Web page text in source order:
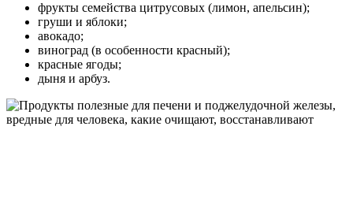
фрукты семейства цитрусовых (лимон, апельсин);
груши и яблоки;
авокадо;
виноград (в особенности красный);
красные ягоды;
дыня и арбуз.